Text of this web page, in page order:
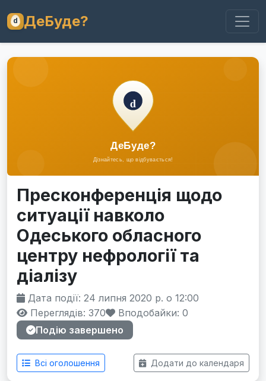
ДеБуде?
Пресконференція щодо
ситуації навколо
Одеського обласного
центру нефрології та
діалізу
Дата події: 24 липня 2020 р. о 12:00
Переглядів: 370
Вподобайки: 0
Подію завершено
Всі оголошення Додати до календаря